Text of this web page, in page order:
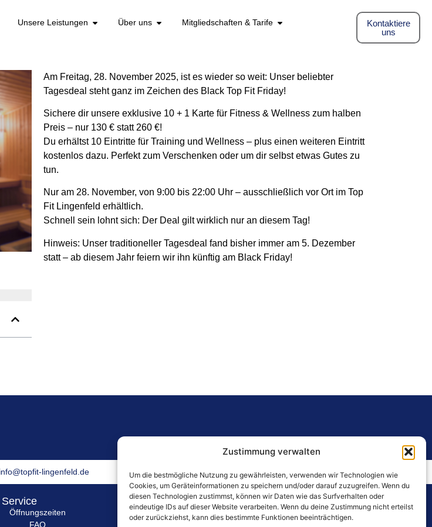
Zustimmung verwalten
Um die bestmögliche Nutzung zu gewährleisten, verwenden wir Technologien wie
Cookies, um Geräteinformationen zu speichern und/oder darauf zuzugreifen. Wenn du
diesen Technologien zustimmst, können wir Daten wie das Surfverhalten oder
eindeutige IDs auf dieser Website verarbeiten. Wenn du deine Zustimmung nicht erteilst
oder zurückziehst, kann dies bestimmte Funktionen beeinträchtigen.
Unsere Leistungen Über uns Mitgliedschaften & Tarife
Kontaktiere
uns
Am Freitag, 28. November 2025, ist es wieder so weit: Unser beliebter
Tagesdeal steht ganz im Zeichen des Black Top Fit Friday!
Sichere dir unsere exklusive 10 + 1 Karte für Fitness & Wellness zum halben
Preis – nur 130 € statt 260 €!
Du erhältst 10 Eintritte für Training und Wellness – plus einen weiteren Eintritt
kostenlos dazu. Perfekt zum Verschenken oder um dir selbst etwas Gutes zu
tun.
Nur am 28. November, von 9:00 bis 22:00 Uhr – ausschließlich vor Ort im Top
Fit Lingenfeld erhältlich.
Schnell sein lohnt sich: Der Deal gilt wirklich nur an diesem Tag!
Hinweis: Unser traditioneller Tagesdeal fand bisher immer am 5. Dezember
statt – ab diesem Jahr feiern wir ihn künftig am Black Friday!
info@topfit-lingenfeld.de Im Oberwald 8 • 67360 Lingenfeld Kontaktformular
Öffnungszeiten
FAQ
Karriere
Offene Jobs
Rechtliches
AGB
Hausordnungen